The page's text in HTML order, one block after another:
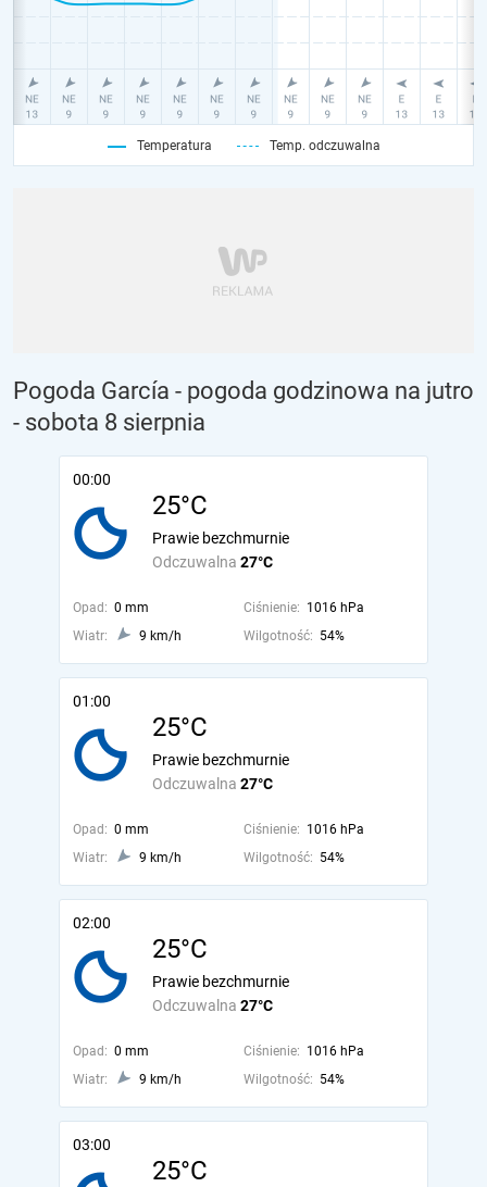
Temperatura Temp. odczuwalna
Pogoda García - pogoda godzinowa na jutro
- sobota 8 sierpnia
00:00
25°C
Odczuwalna 27°C
Prawie bezchmurnie
Opad: 0 mm Ciśnienie: 1016 hPa
Wiatr:
9 km/h Wilgotność: 54%
01:00
25°C
Odczuwalna 27°C
Prawie bezchmurnie
Opad: 0 mm Ciśnienie: 1016 hPa
Wiatr:
9 km/h Wilgotność: 54%
02:00
25°C
Odczuwalna 27°C
Prawie bezchmurnie
Opad: 0 mm Ciśnienie: 1016 hPa
Wiatr:
9 km/h Wilgotność: 54%
03:00
25°C